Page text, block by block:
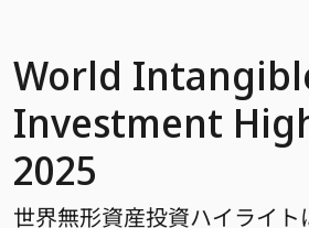
World
Investment
2025
世界無形資産投資ハイライト